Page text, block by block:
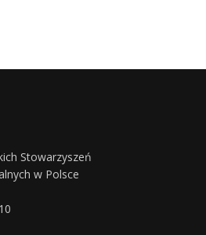
Stowarzyszeń
w Polsce